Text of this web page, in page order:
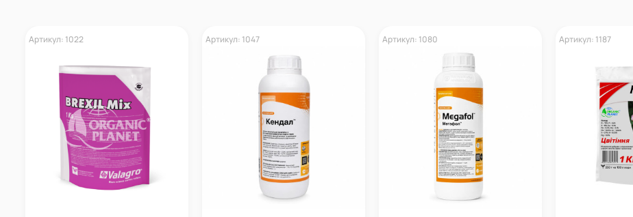
Артикул: 1022 Артикул: 1047 Артикул: 1080 Артикул: 1187